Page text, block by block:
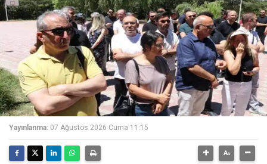
Yayınlanma: 07 Ağustos 2026 Cuma 11:15